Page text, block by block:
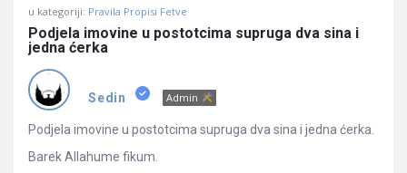
u kategoriji: Pravila Propisi Fetve
Podjela imovine u postotcima supruga dva sina i
jedna ćerka
Sedin Admin
Podjela imovine u postotcima supruga dva sina i jedna ćerka.
Barek Allahume fikum.